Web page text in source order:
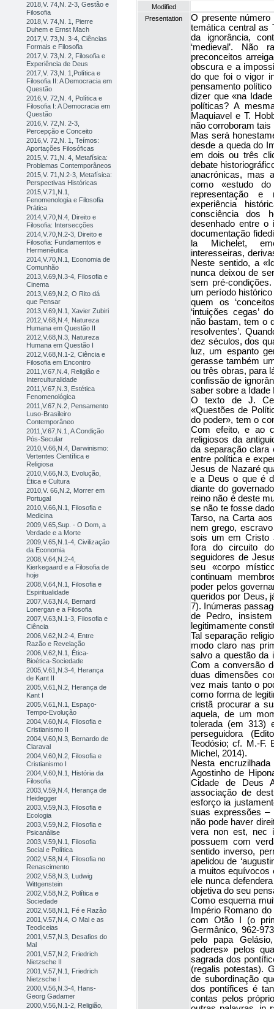
2018,V. 74,N. 2-3, Gestão e
Filosofia
2018,V. 74,N. 1, Pierre
Duhem e Ernst Mach
2017,V. 73,N. 3-4, Ciências
Formais e Filosofia
2017,V. 73,N. 2, Filosofia e
Experiência de Deus
2017,V. 73,N. 1,Política e
Filosofia II: A Democracia em
Questão
2016,V. 72,N. 4, Política e
Filosofia I: A Democracia em
Questão
2016,V. 72,N. 2-3,
Percepção e Conceito
2016,V. 72,N. 1, Teímos:
Aportações Filosóficas
2015,V. 71,N. 4, Metafísica:
Problemas Contemporâneos
2015,V. 71,N.2-3, Metafísica:
Perspectivas Históricas
2015,V.71,N.1,
Fenomenologia e Filosofia
Prática
2014,V.70,N.4, Direito e
Filosofia: Intersecções
2014,V.70,N.2-3, Direito e
Filosofia: Fundamentos e
Hermenêutica
2014,V.70,N.1, Economia de
Comunhão
2013,V.69,N.3-4, Filosofia e
Cinema
2013,V.69,N.2, O Rito dá
que Pensar
2013,V.69,N.1, Xavier Zubiri
2012,V.68,N.4, Natureza
Humana em Questão II
2012,V.68,N.3, Natureza
Humana em Questão I
2012,V.68,N.1-2, Ciência e
Filosofia em Encontro
2011,V.67,N.4, Religião e
Interculturalidade
2011,V.67,N.3, Estética
Fenomenológica
2011,V.67,N.2, Pensamento
Luso-Brasileiro
Contemporâneo
2011,V.67,N.1, A Condição
Pós-Secular
2010,V.66,N.4, Darwinismo:
Vertentes Científica e
Religiosa
2010,V.66,N.3, Evolução,
Ética e Cultura
2010,V. 66,N.2, Morrer em
Portugal
2010,V.66,N.1, Filosofia e
Medicina
2009,V.65,Sup. - O Dom, a
Verdade e a Morte
2009,V.65,N.1-4, Civilização
da Economia
2008,V.64,N.2-4,
Kierkegaard e a Filosofia de
hoje
2008,V.64,N.1, Filosofia e
Espiritualidade
2007,V.63,N.4, Bernard
Lonergan e a Filosofia
2007,V.63,N.1-3, Filosofia e
Ciência
2006,V.62,N.2-4, Entre
Razão e Revelação
2006,V.62,N.1, Ética-
Bioética-Sociedade
2005,V.61,N.3-4, Herança
de Kant II
2005,V.61,N.2, Herança de
Kant I
2005,V.61,N.1, Espaço-
Tempo-Evolução
2004,V.60,N.4, Filosofia e
Cristianismo II
2004,V.60,N.3, Bernardo de
Claraval
2004,V.60,N.2, Filosofia e
Cristianismo I
2004,V.60,N.1, História da
Filosofia
2003,V.59,N.4, Herança de
Heidegger
2003,V.59,N.3, Filosofia e
Ecologia
2003,V.59,N.2, Filosofia e
Psicanálise
2003,V.59,N.1, Filosofia
Social e Política
2002,V.58,N.4, Filosofia no
Renascimento
2002,V.58,N.3, Ludwig
Wittgenstein
2002,V.58,N.2, Política e
Sociedade
2002,V.58,N.1, Fé e Razão
2001,V.57,N.4, O Mal e as
Teodiceias
2001,V.57,N.3, Desafios do
Mal
2001,V.57,N.2, Friedrich
Nietzsche II
2001,V.57,N.1, Friedrich
Nietzsche I
2000,V.56,N.3-4, Hans-
Georg Gadamer
2000,V.56,N.1-2, Religião,
Modified
Presentation
O presente
temática central as
da ignorância,
‘medieval’.
preconceitos
obscura e a
do que foi o vigor
pensamento político
dizer que «na
políticas? A
Maquiavel e T.
não corroboram
Mas será
desde a queda do
em dois ou três
debate
anacrónicas, mas
como «estudo
representação e
experiência
consciência dos
desenhado entre o
documentação
la Michelet,
interesseiras,
Neste sentido, a
nunca deixou de
sem pré-
um período
quem os
‘intuições cegas’
não bastam, tem o
resolventes’.
dez séculos, dos
luz, um espanto
gerasse também
ou três obras, para
confissão de
saber sobre a Idade
O texto de J.
«Questões de
do poder», tem o
Com efeito, e ao
religiosos da
da separação clara
entre política e
Jesus de Nazaré
e a Deus o que é
diante do
reino não é deste
se não te fosse
Tarso, na Carta
nem grego,
sois um em Cristo
fora do circuito
seguidores de
seu «corpo
continuam
poder pelos
queridos por Deus,
7). Inúmeras
de Pedro,
legitimamente
Tal separação
modo claro nas
salvo a questão da
Com a conversão
duas dimensões
vez mais tanto o
como forma de
cristã procurar a
aquela, de um
tolerada (em 313)
perseguidora
Teodósio; cf. M.-F.
Michel, 2014).
Nesta
Agostinho de
Cidade de Deus
associação de
esforço ia
suas expressões –
não pode haver
vera non est, nec
possuem com
sentido inverso,
apelidou de
a muitos equívocos
ele nunca
objetiva do seu
Como esquema
Império Romano
com Otão I (o
Germânico, 962-
pelo papa
poderes» pelos
sagrada dos
(regalis potestas).
de subordinação
dos pontífices é
contas pelos